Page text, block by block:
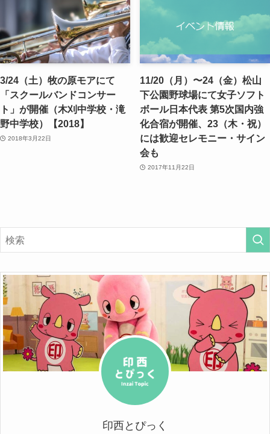
3/24（土）牧の原モアにて
「スクールバンドコンサー
ト」が開催（木刈中学校・滝
野中学校）【2018】
2018年3月22日
11/20（月）〜24（金）松山
下公園野球場にて女子ソフト
ボール日本代表 第5次国内強
化合宿が開催、23（木・祝）
には歓迎セレモニー・サイン
会も
2017年11月22日
印西とぴっく